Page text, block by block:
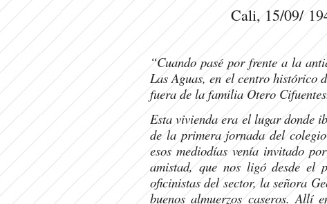
Cali, 15/09/
“Cuando pasé por frente a la
Las Aguas, en el centro histórico
fuera de la familia Otero
Esta vivienda era el lugar donde
de la primera jornada del
esos mediodías venía invitado
amistad, que nos ligó desde el
oficinistas del sector, la señora
buenos almuerzos caseros. Allí